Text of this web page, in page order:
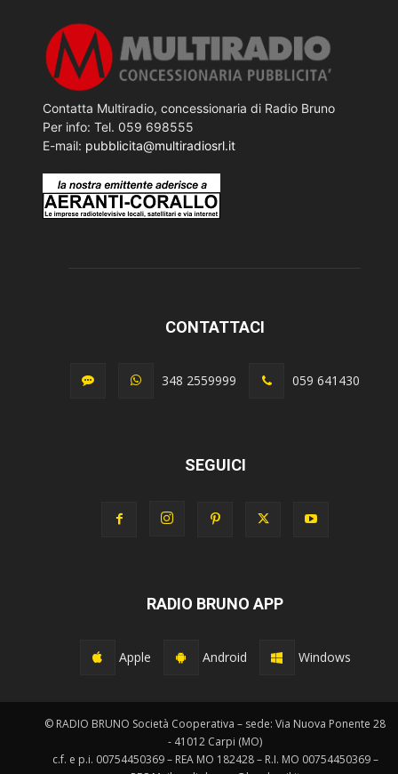
Contatta Multiradio, concessionaria di Radio Bruno
Per info: Tel. 059 698555
E-mail: pubblicita@multiradiosrl.it
CONTATTACI
348 2559999 059 641430
SEGUICI
RADIO BRUNO APP
Apple Android Windows
© RADIO BRUNO Società Cooperativa – sede: Via Nuova Ponente 28
- 41012 Carpi (MO)
c.f. e p.i. 00754450369 – REA MO 182428 – R.I. MO 00754450369 –